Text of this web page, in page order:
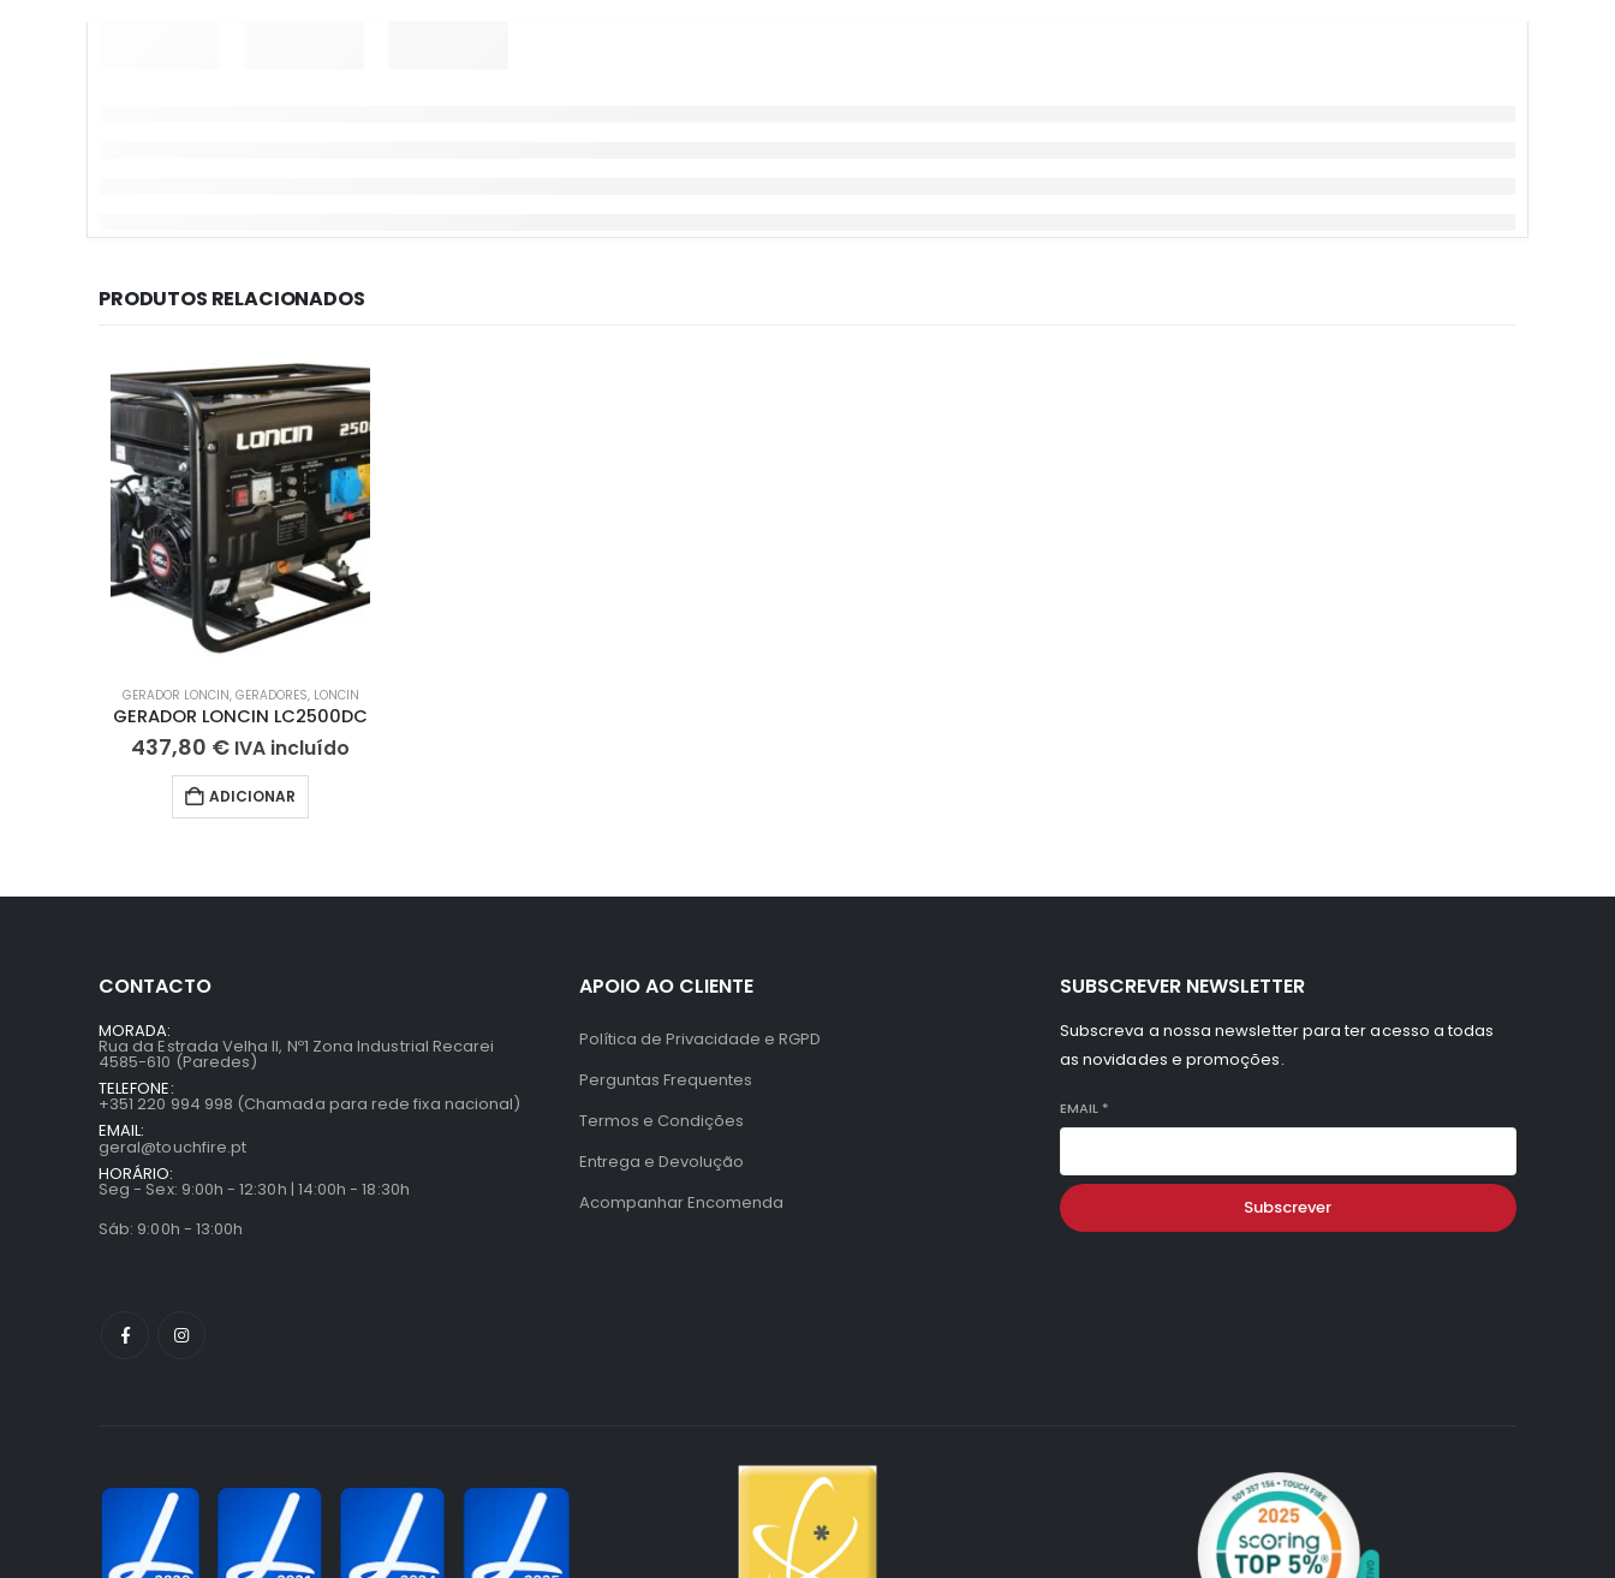
PRODUTOS RELACIONADOS
GERADOR LONCIN, GERADORES, LONCIN
GERADOR LONCIN LC2500DC
437,80 € IVA incluído
ADICIONAR
CONTACTO
MORADA:
Rua da Estrada Velha II, Nº1 Zona Industrial Recarei
4585-610 (Paredes)
TELEFONE:
+351 220 994 998 (Chamada para rede fixa nacional)
EMAIL:
geral@touchfire.pt
HORÁRIO:
Seg - Sex: 9:00h - 12:30h | 14:00h - 18:30h
Sáb: 9:00h - 13:00h
APOIO AO CLIENTE
Política de Privacidade e RGPD
Perguntas Frequentes
Termos e Condições
Entrega e Devolução
Acompanhar Encomenda
SUBSCREVER NEWSLETTER
Subscreva a nossa newsletter para ter acesso a todas
as novidades e promoções.
EMAIL *
Subscrever